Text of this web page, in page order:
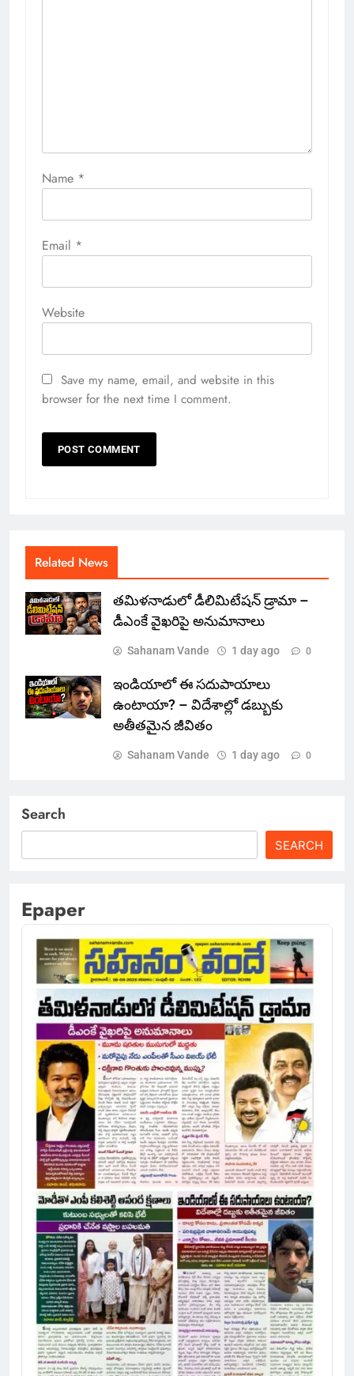
Name *
Email *
Website
Save my name, email, and website in this
browser for the next time I comment.
Related News
తమిళనాడులో డీలిమిటేషన్ డ్రామా –
డీఎంకే వైఖరిపై అనుమానాలు
Sahanam Vande 1 day ago 0
ఇండియాలో‌ ఈ సదుపాయాలు
ఉంటాయా? – విదేశాల్లో డబ్బుకు
అతీతమైన జీవితం
Sahanam Vande 1 day ago 0
Search
SEARCH
Epaper